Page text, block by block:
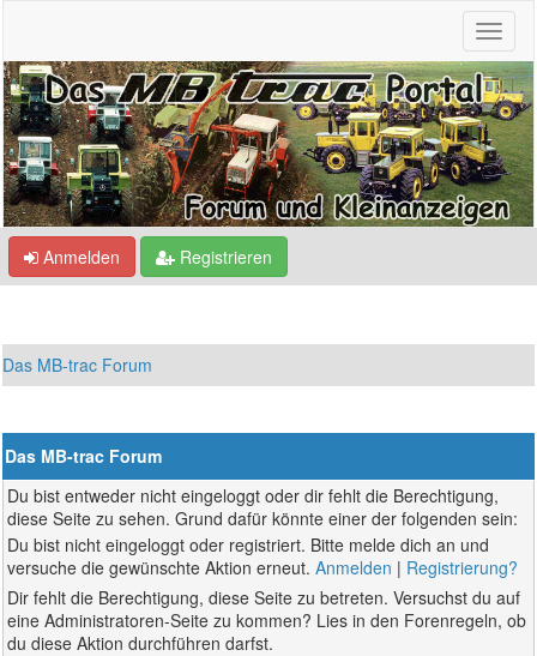
Anmelden Registrieren
Das MB-trac Forum
Das MB-trac Forum
Du bist entweder nicht eingeloggt oder dir fehlt die Berechtigung,
diese Seite zu sehen. Grund dafür könnte einer der folgenden sein:
Du bist nicht eingeloggt oder registriert. Bitte melde dich an und
versuche die gewünschte Aktion erneut.Anmelden | Registrierung?
Dir fehlt die Berechtigung, diese Seite zu betreten. Versuchst du auf
eine Administratoren-Seite zu kommen? Lies in den Forenregeln, ob
du diese Aktion durchführen darfst.